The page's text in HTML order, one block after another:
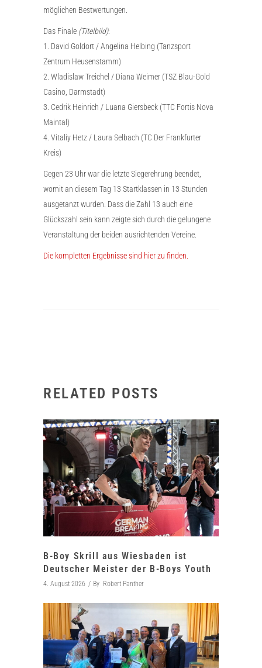
möglichen Bestwertungen.
Das Finale (Titelbild):
1. David Goldort / Angelina Helbing (Tanzsport
Zentrum Heusenstamm)
2. Wladislaw Treichel / Diana Weimer (TSZ Blau-Gold
Casino, Darmstadt)
3. Cedrik Heinrich / Luana Giersbeck (TTC Fortis Nova
Maintal)
4. Vitaliy Hetz / Laura Selbach (TC Der Frankfurter
Kreis)
Gegen 23 Uhr war die letzte Siegerehrung beendet,
womit an diesem Tag 13 Startklassen in 13 Stunden
ausgetanzt wurden. Dass die Zahl 13 auch eine
Glückszahl sein kann zeigte sich durch die gelungene
Veranstaltung der beiden ausrichtenden Vereine.
Die kompletten Ergebnisse sind hier zu finden.
RELATED POSTS
B-Boy Skrill aus Wiesbaden ist
Deutscher Meister der B-Boys Youth
4. August 2026 By Robert Panther